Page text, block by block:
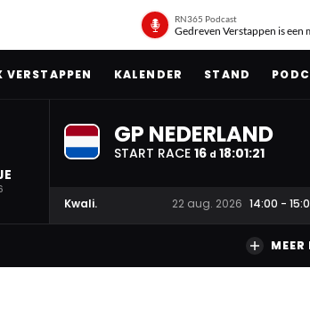
RN365 Podcast
Gedreven Verstappen is een
VERSTAPPEN KALENDER STAND
GP NEDERLAND
START RACE 16 d 18:01:20
Kwali. 22 aug. 2026 14:00 -